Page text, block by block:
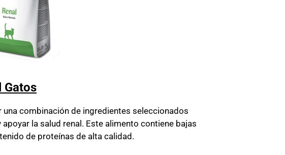
Gatos
combinación de ingredientes seleccionados
la salud renal. Este alimento contiene bajas
de proteínas de alta calidad.